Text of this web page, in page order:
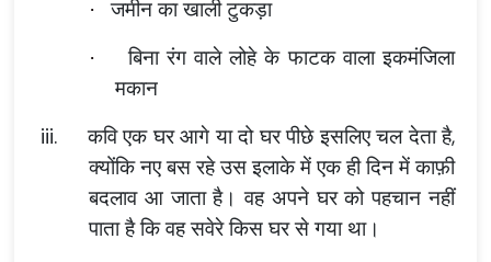
· जमीन का खाली टुकड़ा
·
बिना रंग वाले लोहे के फाटक वाला इकमंजिला
मकान
iii.
कवि एक घर आगे या दो घर पीछे इसलिए चल देता है,
क्योंकि नए बस रहे उस इलाके में एक ही दिन में काफ़ी
बदलाव आ जाता है। वह अपने घर को पहचान नहीं
पाता है कि वह सवेरे किस घर से गया था।